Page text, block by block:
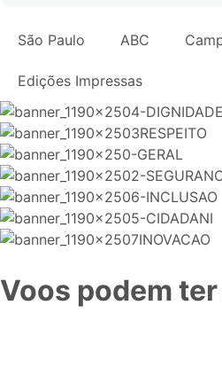
São Paulo ABC
Edições Impressas
Voos podem